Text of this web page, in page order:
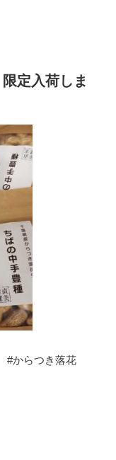
定入荷しま
からつき落花